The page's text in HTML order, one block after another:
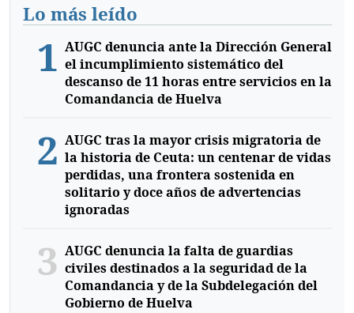
Lo más leído
1 AUGC denuncia ante la Dirección General
el incumplimiento sistemático del
descanso de 11 horas entre servicios en la
Comandancia de Huelva
2 AUGC tras la mayor crisis migratoria de
la historia de Ceuta: un centenar de vidas
perdidas, una frontera sostenida en
solitario y doce años de advertencias
ignoradas
3 AUGC denuncia la falta de guardias
civiles destinados a la seguridad de la
Comandancia y de la Subdelegación del
Gobierno de Huelva